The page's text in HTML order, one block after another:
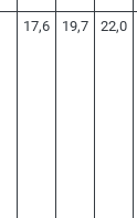
17,6 19,7 22,0